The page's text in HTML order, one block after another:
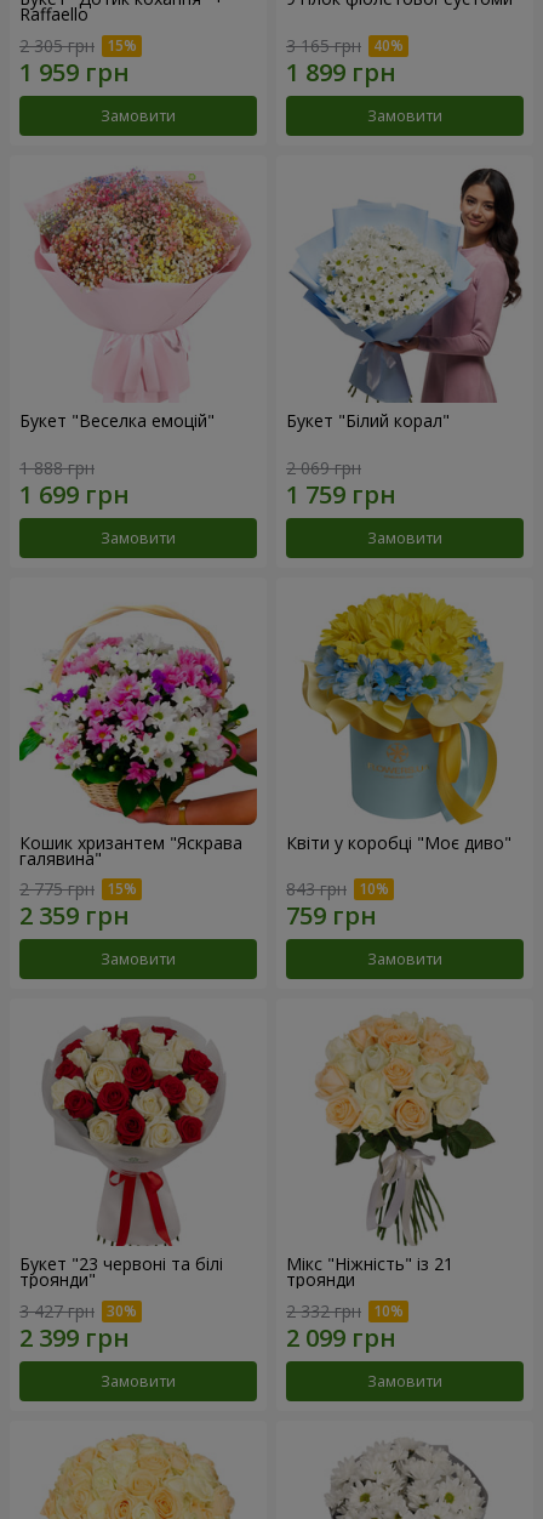
Raffaello
2 305 грн
Замовити
3 165 грн
Замовити
Букет "Веселка емоцій"
1 888 грн
Замовити
Букет "Білий корал"
2 069 грн
Замовити
Кошик хризантем "Яскрава
галявина"
2 775 грн
Замовити
Квіти у коробці "Моє диво"
843 грн
Замовити
Букет "23 червоні та білі
троянди"
3 427 грн
Замовити
Мікс "Ніжність" із 21
троянди
2 332 грн
Замовити